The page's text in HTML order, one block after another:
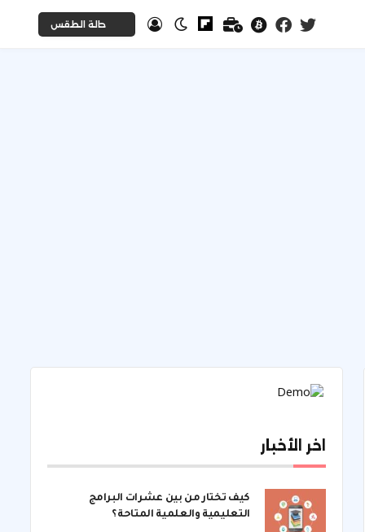
حالة الطقس
اخر الأخبار
كيف تختار من بين عشرات البرامج
التعليمية والعلمية المتاحة؟